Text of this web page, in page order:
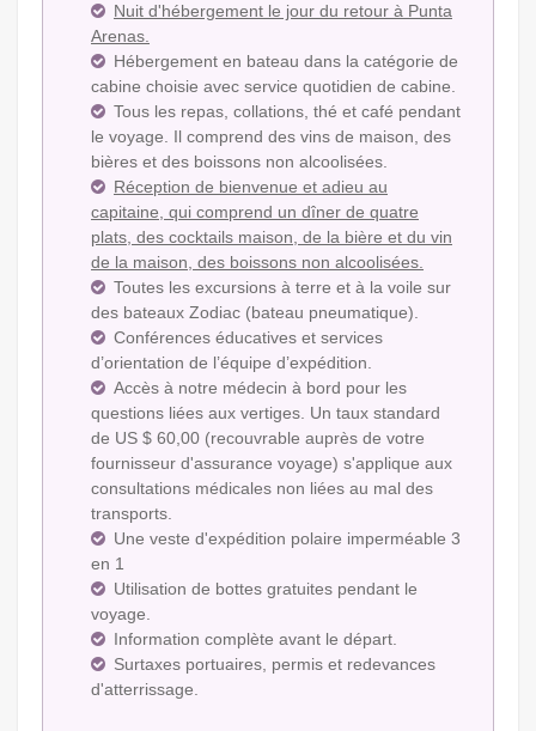
Nuit d'hébergement le jour du retour à Punta
Arenas.
Hébergement en bateau dans la catégorie de
cabine choisie avec service quotidien de cabine.
Tous les repas, collations, thé et café pendant
le voyage. Il comprend des vins de maison, des
bières et des boissons non alcoolisées.
Réception de bienvenue et adieu au
capitaine, qui comprend un dîner de quatre
plats, des cocktails maison, de la bière et du vin
de la maison, des boissons non alcoolisées.
Toutes les excursions à terre et à la voile sur
des bateaux Zodiac (bateau pneumatique).
Conférences éducatives et services
d’orientation de l’équipe d’expédition.
Accès à notre médecin à bord pour les
questions liées aux vertiges. Un taux standard
de US $ 60,00 (recouvrable auprès de votre
fournisseur d'assurance voyage) s'applique aux
consultations médicales non liées au mal des
transports.
Une veste d'expédition polaire imperméable 3
en 1
Utilisation de bottes gratuites pendant le
voyage.
Information complète avant le départ.
Surtaxes portuaires, permis et redevances
d'atterrissage.